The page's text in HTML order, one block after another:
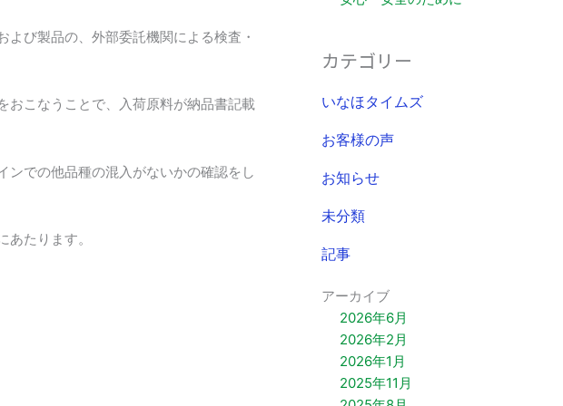
び製品の、外部委託機関による検査・
こなうことで、入荷原料が納品書記載
での他品種の混入がないかの確認をし
たります。
カテゴリー
いなほタイムズ
お客様の声
お知らせ
未分類
記事
アーカイブ
2026年6月
2026年2月
2026年1月
2025年11月